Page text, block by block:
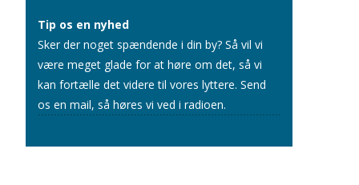
Tip os en nyhed
Sker der noget spændende i din by? Så vil vi
være meget glade for at høre om det, så vi
kan fortælle det videre til vores lyttere. Send
os en mail, så høres vi ved i radioen.